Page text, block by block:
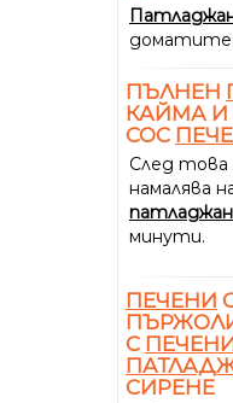
доматите
ПЪЛНЕН
КАЙМА И
СОС
След
намалява
минути.
ПЕЧЕНИ
С
СИРЕНЕ